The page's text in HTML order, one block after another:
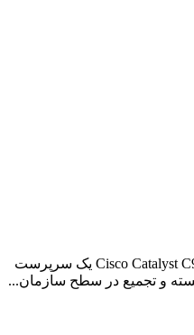
موتور سرپرست Cisco Catalyst C9400-SUP-1XL-Y یک سرپرست
و تجمیع در سطح سازمان...